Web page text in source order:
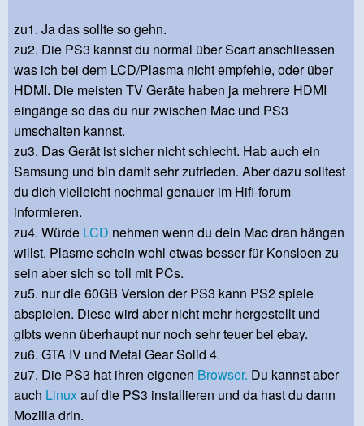
zu1. Ja das sollte so gehn.
zu2. Die PS3 kannst du normal über Scart anschliessen
was ich bei dem LCD/Plasma nicht empfehle, oder über
HDMI. Die meisten TV Geräte haben ja mehrere HDMI
eingänge so das du nur zwischen Mac und PS3
umschalten kannst.
zu3. Das Gerät ist sicher nicht schlecht. Hab auch ein
Samsung und bin damit sehr zufrieden. Aber dazu solltest
du dich vielleicht nochmal genauer im Hifi-forum
informieren.
zu4. Würde LCD nehmen wenn du dein Mac dran hängen
willst. Plasme schein wohl etwas besser für Konsloen zu
sein aber sich so toll mit PCs.
zu5. nur die 60GB Version der PS3 kann PS2 spiele
abspielen. Diese wird aber nicht mehr hergestellt und
gibts wenn überhaupt nur noch sehr teuer bei ebay.
zu6. GTA IV und Metal Gear Solid 4.
zu7. Die PS3 hat ihren eigenen Browser. Du kannst aber
auch Linuxauf die PS3 installieren und da hast du dann
Mozilla drin.